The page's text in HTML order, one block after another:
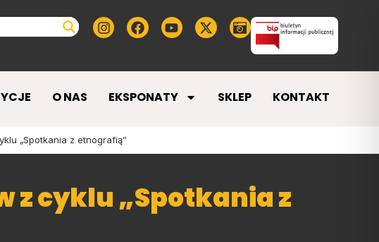
O NAS EKSPONATY SKLEP KONTAKT
„Spotkania z etnografią”
z cyklu „Spotkania z